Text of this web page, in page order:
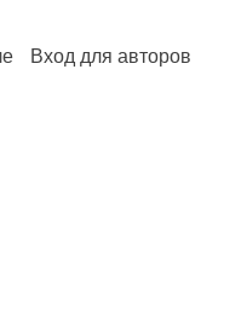
Вход для авторов